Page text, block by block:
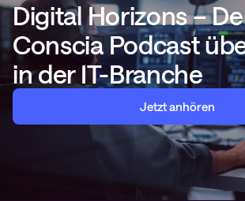
Digital Horizons –
Conscia Podcast
in der IT-Branche
Jetzt anhören